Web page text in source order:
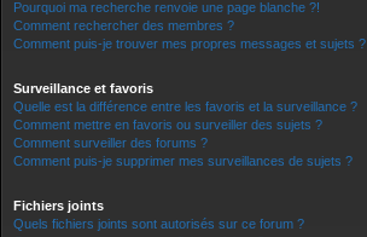
Pourquoi ma recherche renvoie une page blanche ?!
Comment rechercher des membres ?
Comment puis-je trouver mes propres messages et sujets ?
Surveillance et favoris
Quelle est la différence entre les favoris et la surveillance ?
Comment mettre en favoris ou surveiller des sujets ?
Comment surveiller des forums ?
Comment puis-je supprimer mes surveillances de sujets ?
Fichiers joints
Quels fichiers joints sont autorisés sur ce forum ?